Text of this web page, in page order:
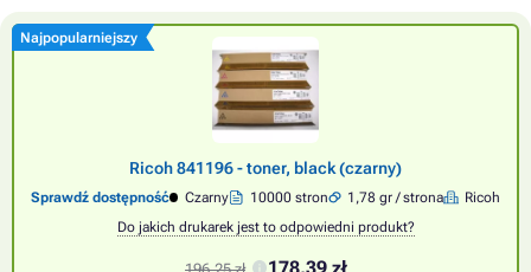
Najpopularniejszy
Ricoh 841196 - toner, black (czarny)
Sprawdź dostępność Czarny 10000 stron 1,78 gr / strona
Ricoh
Do jakich drukarek jest to odpowiedni produkt?
178,39 zł